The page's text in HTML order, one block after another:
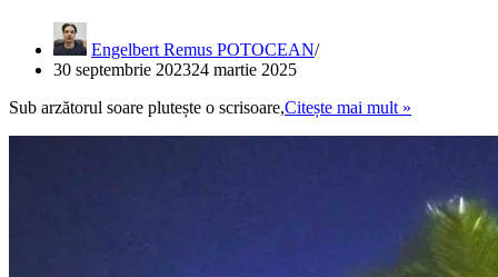
Engelbert Remus POTOCEAN
30 septembrie 202324 martie 2025
Sub arzătorul soare plutește o scrisoare,Citește mai mult »